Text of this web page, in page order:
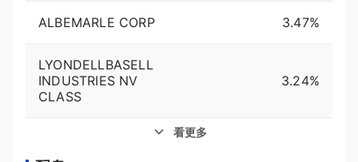
ALBEMARLE CORP 3.47%
LYONDELLBASELL
INDUSTRIES NV
CLASS
3.24%
看更多